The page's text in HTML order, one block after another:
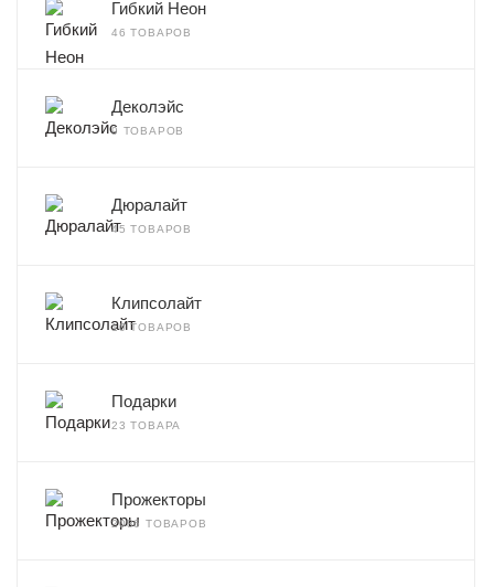
Гибкий Неон
46 ТОВАРОВ
Деколэйс
9 ТОВАРОВ
Дюралайт
45 ТОВАРОВ
Клипсолайт
10 ТОВАРОВ
Подарки
23 ТОВАРА
Прожекторы
2086 ТОВАРОВ